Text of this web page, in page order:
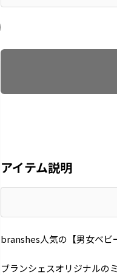
アイテム説明
branshes人気の【男女ベビ
ブランシェスオリジナルの